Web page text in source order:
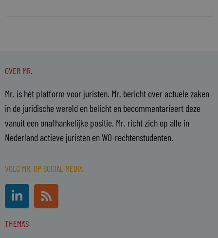
OVER MR.
Mr. is hét platform voor juristen. Mr. bericht over actuele zaken
in de juridische wereld en belicht en becommentarieert deze
vanuit een onafhankelijke positie. Mr. richt zich op alle in
Nederland actieve juristen en WO-rechtenstudenten.
VOLG MR. OP SOCIAL MEDIA
L
i
n
k
R
s
s
THEMA'S